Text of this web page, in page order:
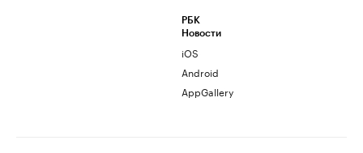
РБК
Новости
iOS
Android
AppGallery